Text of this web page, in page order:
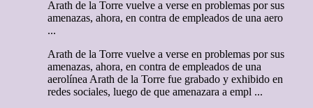
Arath de la Torre vuelve a verse en problemas por sus
amenazas, ahora, en contra de empleados de una aero
...
Arath de la Torre vuelve a verse en problemas por sus
amenazas, ahora, en contra de empleados de una
aerolínea Arath de la Torre fue grabado y exhibido en
redes sociales, luego de que amenazara a empl ...